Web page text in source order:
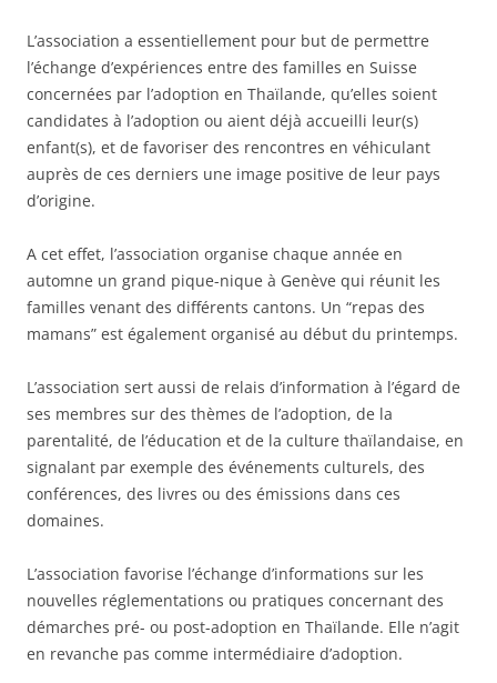
L’association a essentiellement pour but de permettre
l’échange d’expériences entre des familles en Suisse
concernées par l’adoption en Thaïlande, qu’elles soient
candidates à l’adoption ou aient déjà accueilli leur(s)
enfant(s), et de favoriser des rencontres en véhiculant
auprès de ces derniers une image positive de leur pays
d’origine.
A cet effet, l’association organise chaque année en
automne un grand pique-nique à Genève qui réunit les
familles venant des différents cantons. Un “repas des
mamans” est également organisé au début du printemps.
L’association sert aussi de relais d’information à l’égard de
ses membres sur des thèmes de l’adoption, de la
parentalité, de l’éducation et de la culture thaïlandaise, en
signalant par exemple des événements culturels, des
conférences, des livres ou des émissions dans ces
domaines.
L’association favorise l’échange d’informations sur les
nouvelles réglementations ou pratiques concernant des
démarches pré- ou post-adoption en Thaïlande. Elle n’agit
en revanche pas comme intermédiaire d’adoption.